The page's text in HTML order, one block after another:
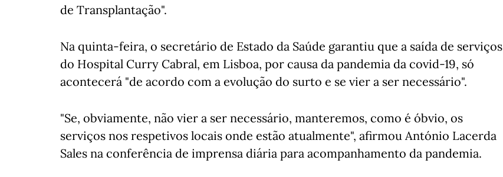
de Transplantação".
Na quinta-feira, o secretário de Estado da Saúde garantiu que a saída de serviços
do Hospital Curry Cabral, em Lisboa, por causa da pandemia da covid-19, só
acontecerá "de acordo com a evolução do surto e se vier a ser necessário".
"Se, obviamente, não vier a ser necessário, manteremos, como é óbvio, os
serviços nos respetivos locais onde estão atualmente", afirmou António Lacerda
Sales na conferência de imprensa diária para acompanhamento da pandemia.